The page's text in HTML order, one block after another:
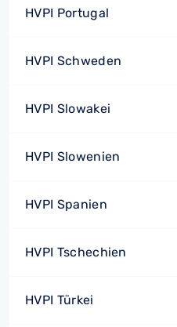
HVPI Portugal
HVPI Schweden
HVPI Slowakei
HVPI Slowenien
HVPI Spanien
HVPI Tschechien
HVPI Türkei